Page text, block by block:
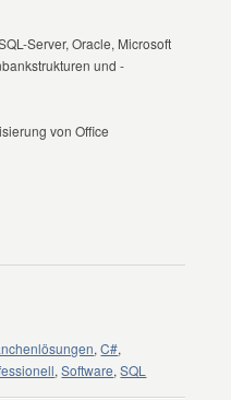
Server, Oracle, Microsoft
und -
von Office
,C#,
,Software,SQL